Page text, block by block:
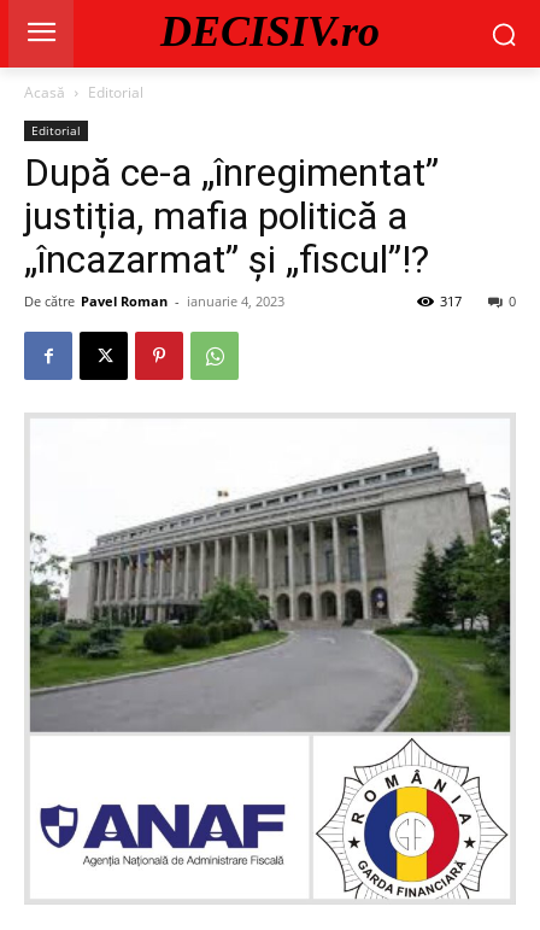
DECISIV.ro
Acasă Editorial
Editorial
După ce-a „înregimentat”
justiția, mafia politică a
„încazarmat” și „fiscul”!?
De către Pavel Roman - ianuarie 4, 2023 0
317